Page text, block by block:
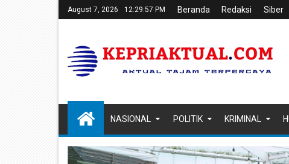
August 7, 2026 12:29:58 PM Beranda Redaksi Siber
NASIONAL POLITIK KRIMINAL